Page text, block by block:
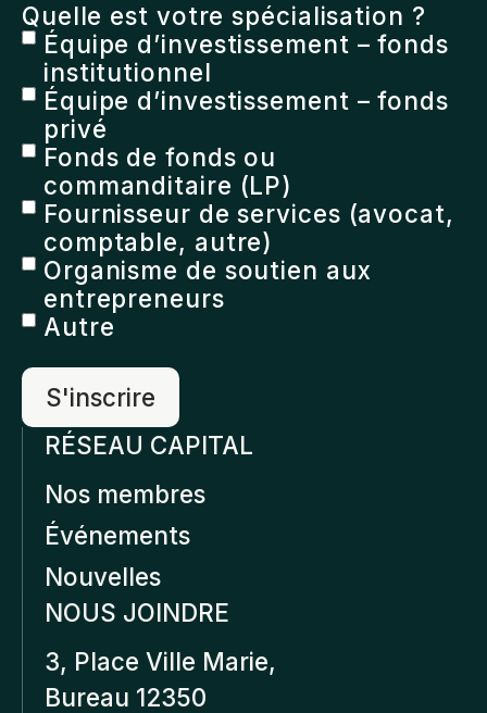
Quelle est votre spécialisation ?
Équipe d’investissement – fonds
institutionnel
Équipe d’investissement – fonds
privé
Fonds de fonds ou
commanditaire (LP)
Fournisseur de services (avocat,
comptable, autre)
Organisme de soutien aux
entrepreneurs
Autre
RÉSEAU CAPITAL
Nos membres
Événements
Nouvelles
NOUS JOINDRE
3, Place Ville Marie,
Bureau 12350